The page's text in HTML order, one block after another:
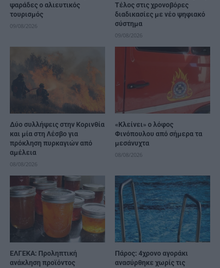
ψαράδες ο αλιευτικός
τουρισμός
09/08/2026
Τέλος στις χρονοβόρες
διαδικασίες με νέο ψηφιακό
σύστημα
09/08/2026
Δύο συλλήψεις στην Κορινθία
και μία στη Λέσβο για
πρόκληση πυρκαγιών από
αμέλεια
08/08/2026
«Κλείνει» ο λόφος
Φινόπουλου από σήμερα τα
μεσάνυχτα
08/08/2026
ΕΛΓΕΚΑ: Προληπτική
ανάκληση προϊόντος
Πάρος: 4χρονο αγοράκι
ανασύρθηκε χωρίς τις